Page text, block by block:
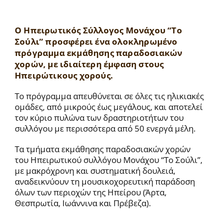
Ο Ηπειρωτικός Σύλλογος Μονάχου “Το
Σούλι” προσφέρει ένα ολοκληρωμένο
πρόγραμμα εκμάθησης παραδοσιακών
χορών, με ιδιαίτερη έμφαση στους
Ηπειρώτικους χορούς.
Το πρόγραμμα απευθύνεται σε όλες τις ηλικιακές
ομάδες, από μικρούς έως μεγάλους, και αποτελεί
τον κύριο πυλώνα των δραστηριοτήτων του
συλλόγου με περισσότερα από 50 ενεργά μέλη.
Τα τμήματα εκμάθησης παραδοσιακών χορών
του Ηπειρωτικού συλλόγου Μονάχου “Το Σούλι”,
με μακρόχρονη και συστηματική δουλειά,
αναδεικνύουν τη μουσικοχορευτική παράδοση
όλων των περιοχών της Ηπείρου (Άρτα,
Θεσπρωτία, Ιωάννινα και Πρέβεζα).